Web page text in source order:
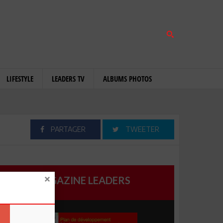
LIFESTYLE LEADERS TV ALBUMS PHOTOS
PARTAGER TWEETER
MAGAZINE LEADERS